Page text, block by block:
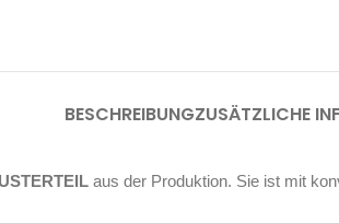
BESCHREIBUNGZUSÄTZLICHE
aus der Produktion. Sie ist mit